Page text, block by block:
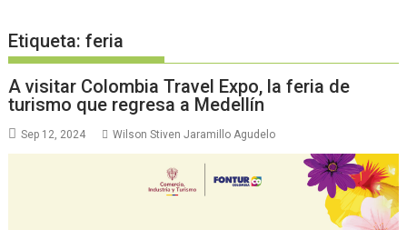
Etiqueta:feria
A visitar Colombia Travel Expo, la feria de
turismo que regresa a Medellín
Sep 12, 2024 Wilson Stiven Jaramillo Agudelo